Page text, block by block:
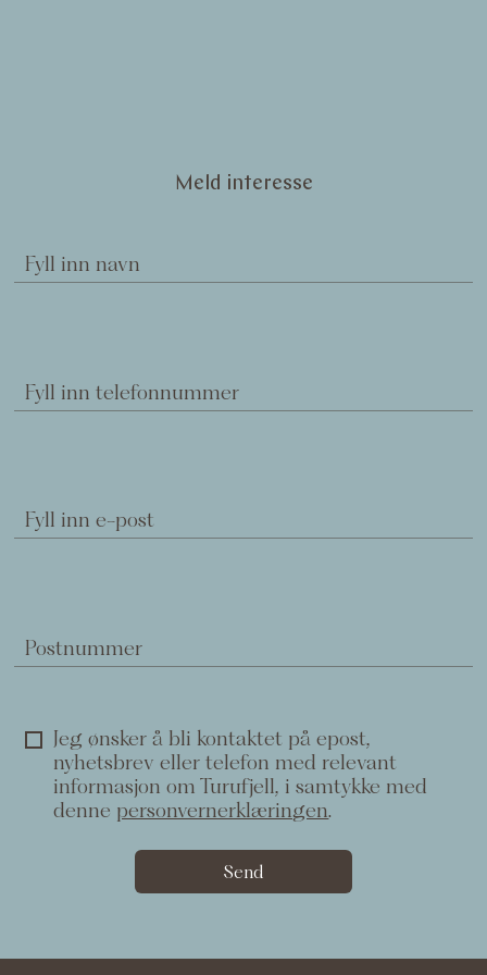
Meld interesse
Fyll inn navn
Fyll inn telefonnummer
Fyll inn e-post
Postnummer
Jeg ønsker å bli kontaktet på epost,
nyhetsbrev eller telefon med relevant
informasjon om Turufjell, i samtykke med
denne personvernerklæringen.
Send